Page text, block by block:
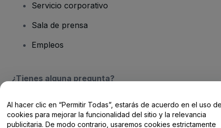
Servicio corporativo
Sala de prensa
Empleos
¿Tienes alguna pregunta?
Centro de Ayuda / Contacto
Al hacer clic en “Permitir Todas”, estarás de acuerdo en el uso
cookies para mejorar la funcionalidad del sitio y la relevancia
publicitaria. De modo contrario, usaremos cookies estrictamente